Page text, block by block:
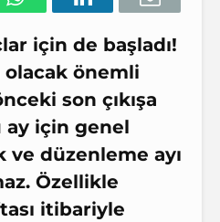
için de başladı!
olacak önemli
son çıkışa
ay için genel
ve düzenleme ayı
Özellikle
itibariyle